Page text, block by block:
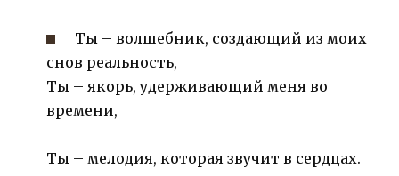
Ты – волшебник, создающий из моих
снов реальность,
Ты – якорь, удерживающий меня во
времени,
Ты – мелодия, которая звучит в сердцах.